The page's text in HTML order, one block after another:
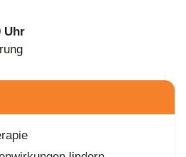
Uhr